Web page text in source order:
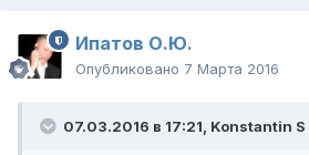
Ипатов О.Ю.
Опубликовано 7 Марта 2016
07.03.2016 в 17:21, Konstantin S